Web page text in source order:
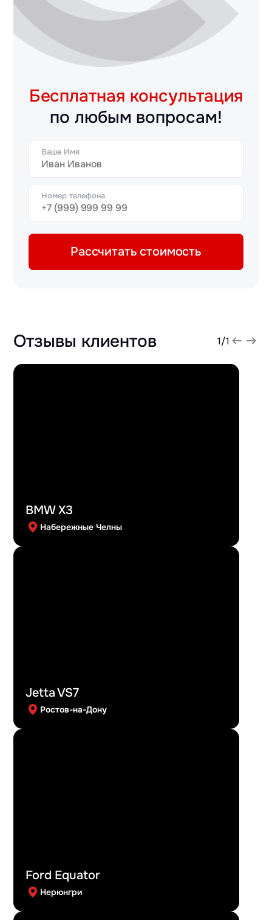
Бесплатная консультация
по любым вопросам!
Ваше Имя
Номер телефона
Рассчитать стоимость
Отзывы клиентов 1/1
BMW X3
Набережные Челны
Jetta VS7
Ростов-на-Дону
Ford Equator
Нерюнгри